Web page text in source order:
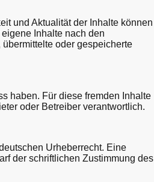
und Aktualität der Inhalte können
Inhalte nach den
oder gespeicherte
haben. Für diese fremden Inhalte
oder Betreiber verantwortlich.
Urheberrecht. Eine
der schriftlichen Zustimmung des